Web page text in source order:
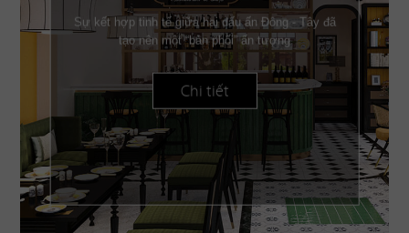
Sự kết hợp tinh tế giữa hai dấu ấn Đông - Tây đã
tạo nên một “bản phối” ấn tượng
Chi tiết